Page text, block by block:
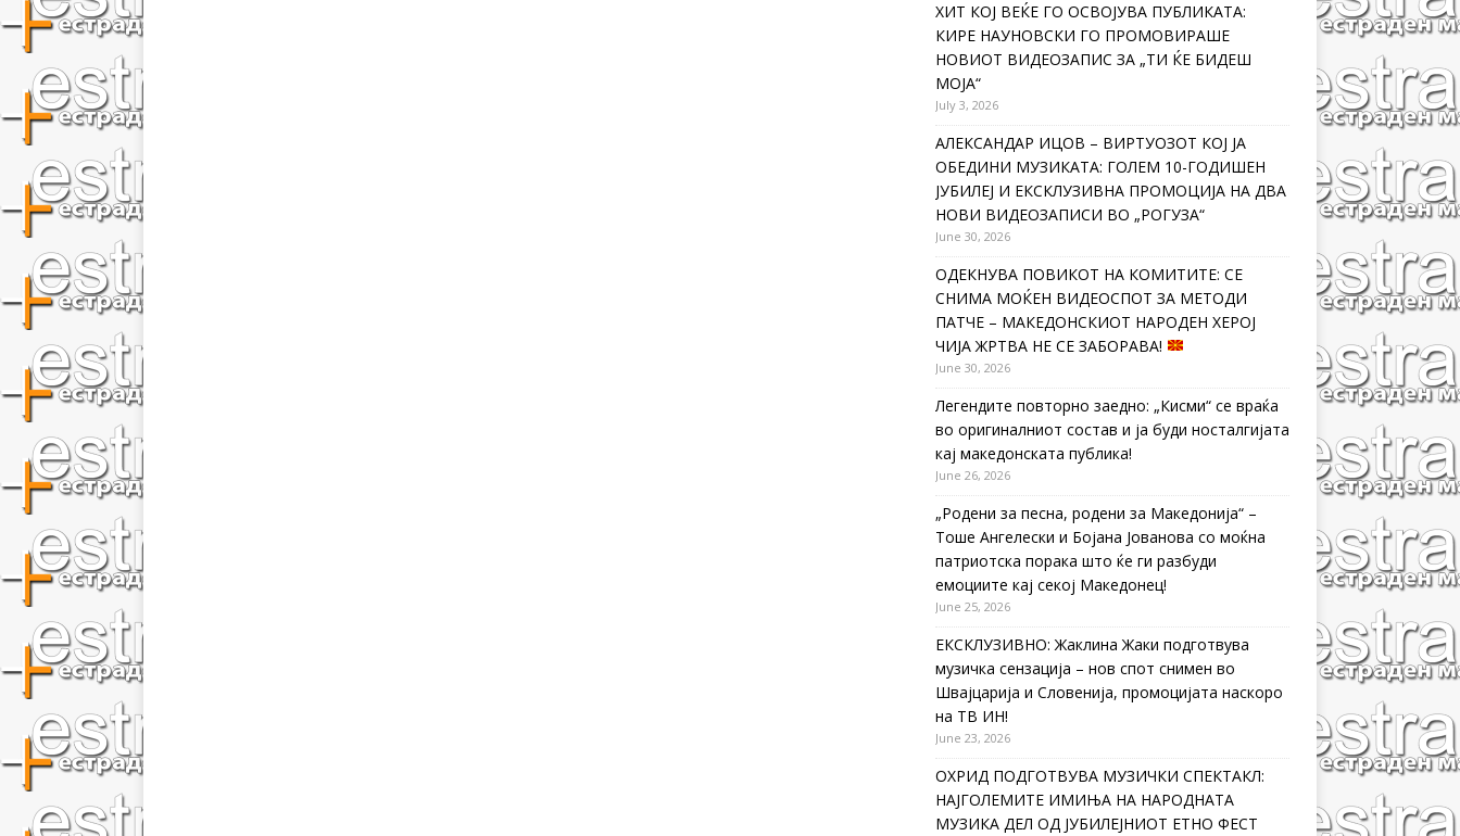
ХИТ КОЈ ВЕЌЕ ГО ОСВОЈУВА ПУБЛИКАТА:
КИРЕ НАУНОВСКИ ГО ПРОМОВИРАШЕ
НОВИОТ ВИДЕОЗАПИС ЗА „ТИ ЌЕ БИДЕШ
МОЈА“
July 3, 2026
АЛЕКСАНДАР ИЦОВ – ВИРТУОЗОТ КОЈ ЈА
ОБЕДИНИ МУЗИКАТА: ГОЛЕМ 10-ГОДИШЕН
ЈУБИЛЕЈ И ЕКСКЛУЗИВНА ПРОМОЦИЈА НА ДВА
НОВИ ВИДЕОЗАПИСИ ВО „РОГУЗА“
June 30, 2026
ОДЕКНУВА ПОВИКОТ НА КОМИТИТЕ: СЕ
СНИМА МОЌЕН ВИДЕОСПОТ ЗА МЕТОДИ
ПАТЧЕ – МАКЕДОНСКИОТ НАРОДЕН ХЕРОЈ
ЧИЈА ЖРТВА НЕ СЕ ЗАБОРАВА!
June 30, 2026
Легендите повторно заедно: „Кисми“ се враќа
во оригиналниот состав и ја буди носталгијата
кај македонската публика!
June 26, 2026
„Родени за песна, родени за Македонија“ –
Тоше Ангелески и Бојана Јованова со моќна
патриотска порака што ќе ги разбуди
емоциите кај секој Македонец!
June 25, 2026
ЕКСКЛУЗИВНО: Жаклина Жаки подготвува
музичка сензација – нов спот снимен во
Швајцарија и Словенија, промоцијата наскоро
на ТВ ИН!
June 23, 2026
ОХРИД ПОДГОТВУВА МУЗИЧКИ СПЕКТАКЛ:
НАЈГОЛЕМИТЕ ИМИЊА НА НАРОДНАТА
МУЗИКА ДЕЛ ОД ЈУБИЛЕЈНИОТ ЕТНО ФЕСТ